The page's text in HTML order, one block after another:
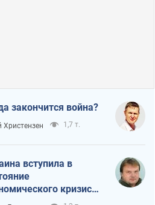
закончится война?
Христензен 1,7 т.
вступила в
кризиса.
ли свет в конце